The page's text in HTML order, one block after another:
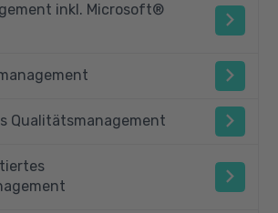
inkl. Microsoft®
Qualitätsmanagement